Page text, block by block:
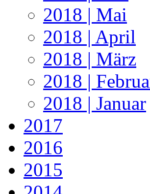
2018 | Mai
2018 | April
2018 | März
2018 |
2018 | Januar
2017
2016
2015